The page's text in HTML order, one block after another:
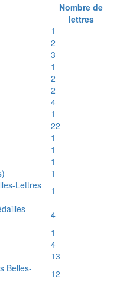
Nombre de
lettres
1
2
3
1
2
2
4
1
22
1
1
1
1
Lettres
1
4
1
4
13
Belles-
12